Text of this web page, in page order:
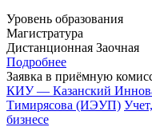
Уровень образования
Магистратура
Дистанционная Заочная
Подробнее
Заявка в приёмную
КИУ — Казанский
Тимирясова (ИЭУП)
бизнесе